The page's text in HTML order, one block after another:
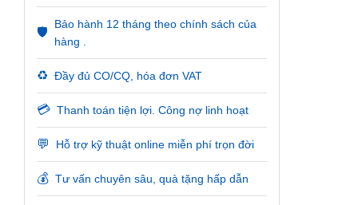
🛡️
Bảo hành 12 tháng theo chính sách của
hàng .
♻️ Đầy đủ CO/CQ, hóa đơn VAT
💳 Thanh toán tiện lợi. Công nợ linh hoạt
💬 Hỗ trợ kỹ thuật online miễn phí trọn đời
💰 Tư vấn chuyên sâu, quà tặng hấp dẫn